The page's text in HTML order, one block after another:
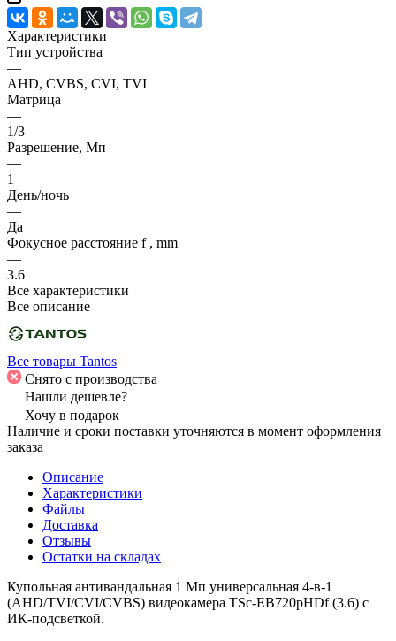
Характеристики
Тип устройства
—
AHD, CVBS, CVI, TVI
Матрица
—
1/3
Разрешение, Мп
—
1
День/ночь
—
Да
Фокусное расстояние f , mm
—
3.6
Все характеристики
Все описание
Все товары Tantos
Снято с производства
Нашли дешевле?
Хочу в подарок
Наличие и сроки поставки уточняются в момент оформления
заказа
Описание
Характеристики
Файлы
Доставка
Отзывы
Остатки на складах
Купольная антивандальная 1 Мп универсальная 4-в-1
(AHD/TVI/CVI/CVBS) видеокамера TSc-EB720pHDf (3.6) с
ИК-подсветкой.